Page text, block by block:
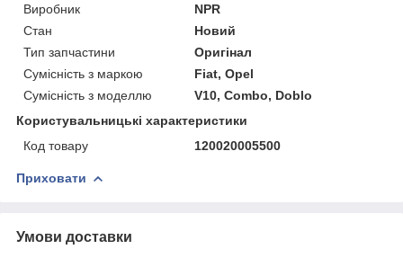
Виробник
NPR
Стан
Новий
Тип запчастини
Оригінал
Сумісність з маркою
Fiat, Opel
Сумісність з моделлю
V10, Combo, Doblo
Користувальницькі характеристики
Код товару
120020005500
Приховати
Умови доставки